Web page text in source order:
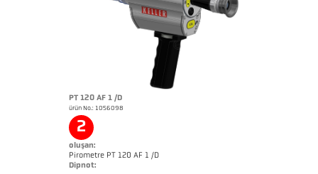
PT 120 AF 1 /D
ürün No.: 1056098
2
oluşan:
Pirometre PT 120 AF 1 /D
Dipnot: